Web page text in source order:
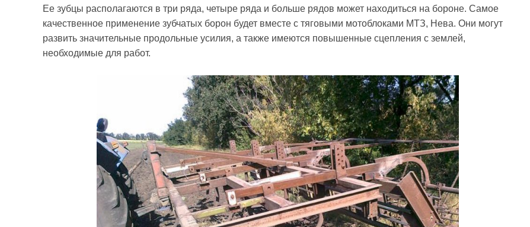
Ее зубцы располагаются в три ряда, четыре ряда и больше рядов может находиться на бороне. Самое
качественное применение зубчатых борон будет вместе с тяговыми мотоблоками МТЗ, Нева. Они могут
развить значительные продольные усилия, а также имеются повышенные сцепления с землей,
необходимые для работ.